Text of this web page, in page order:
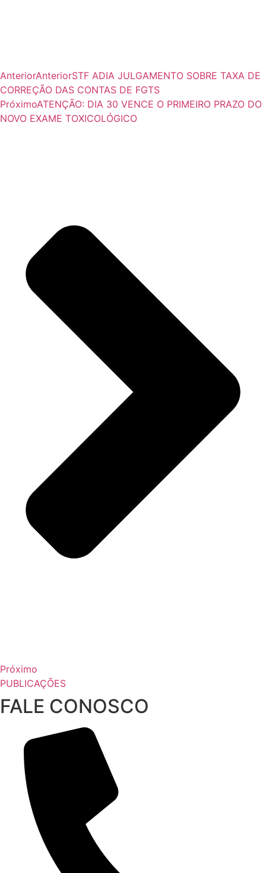
AnteriorAnteriorSTF ADIA JULGAMENTO SOBRE TAXA DE
CORREÇÃO DAS CONTAS DE FGTS
PróximoATENÇÃO: DIA 30 VENCE O PRIMEIRO PRAZO DO
NOVO EXAME TOXICOLÓGICO
Próximo
PUBLICAÇÕES
FALE CONOSCO